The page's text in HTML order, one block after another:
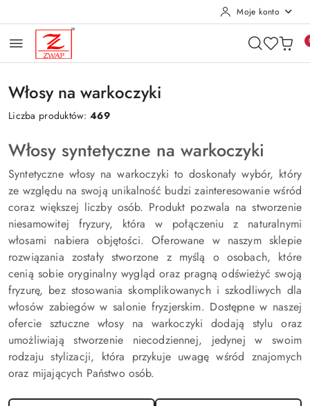
Moje konto
Włosy na warkoczyki
Liczba produktów:469
Włosy syntetyczne na warkoczyki
Syntetyczne włosy na warkoczyki to doskonały wybór, który
ze względu na swoją unikalność budzi zainteresowanie wśród
coraz większej liczby osób. Produkt pozwala na stworzenie
niesamowitej fryzury, która w połączeniu z naturalnymi
włosami nabiera objętości. Oferowane w naszym sklepie
rozwiązania zostały stworzone z myślą o osobach, które
cenią sobie oryginalny wygląd oraz pragną odświeżyć swoją
fryzurę, bez stosowania skomplikowanych i szkodliwych dla
włosów zabiegów w salonie fryzjerskim. Dostępne w naszej
ofercie sztuczne włosy na warkoczyki dodają stylu oraz
umożliwiają stworzenie niecodziennej, jedynej w swoim
rodzaju stylizacji, która przykuje uwagę wśród znajomych
oraz mijających Państwo osób.